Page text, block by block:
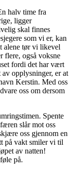
halv time fra
ligger
skal finnes
som vi er, kan
alene tør vi likevel
flere, også voksne
fordi det har vært
opplysninger, er at
Kerstin. Med oss
oss om dersom
Spente
slår mot oss
oss gjennom en
på vakt smiler vi til
av natten!
på.